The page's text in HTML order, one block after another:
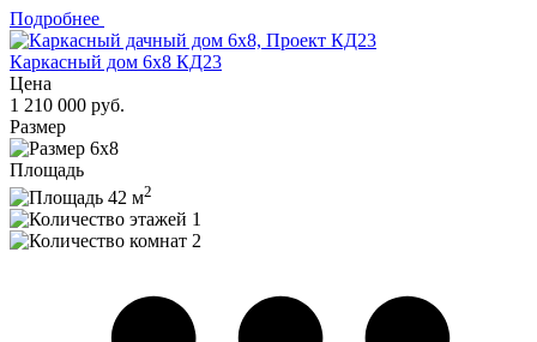
Подробнее
Каркасный дом 6х8 КД23
Цена
1 210 000 руб.
Размер
6х8
Площадь
42 м2
1
2